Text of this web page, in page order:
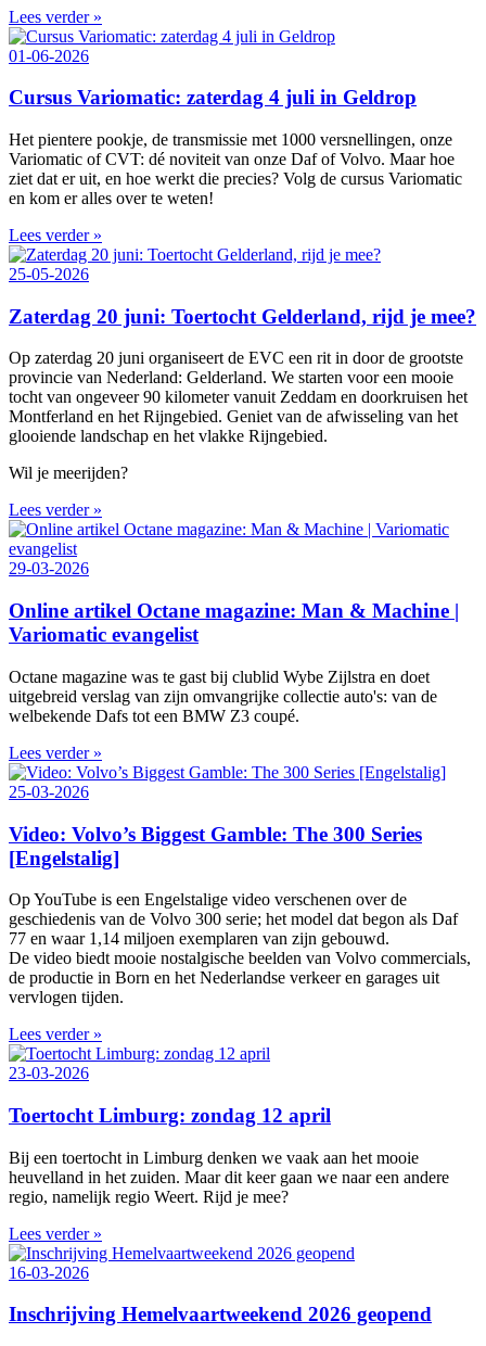
Lees verder »
01-06-2026
Cursus Variomatic: zaterdag 4 juli in Geldrop
Het pientere pookje, de transmissie met 1000 versnellingen, onze
Variomatic of CVT: dé noviteit van onze Daf of Volvo. Maar hoe
ziet dat er uit, en hoe werkt die precies? Volg de cursus Variomatic
en kom er alles over te weten!
Lees verder »
25-05-2026
Zaterdag 20 juni: Toertocht Gelderland, rijd je mee?
Op zaterdag 20 juni organiseert de EVC een rit in door de grootste
provincie van Nederland: Gelderland. We starten voor een mooie
tocht van ongeveer 90 kilometer vanuit Zeddam en doorkruisen het
Montferland en het Rijngebied. Geniet van de afwisseling van het
glooiende landschap en het vlakke Rijngebied.
Wil je meerijden?
Lees verder »
29-03-2026
Online artikel Octane magazine: Man & Machine |
Variomatic evangelist
Octane magazine was te gast bij clublid Wybe Zijlstra en doet
uitgebreid verslag van zijn omvangrijke collectie auto's: van de
welbekende Dafs tot een BMW Z3 coupé.
Lees verder »
25-03-2026
Video: Volvo’s Biggest Gamble: The 300 Series
[Engelstalig]
Op YouTube is een Engelstalige video verschenen over de
geschiedenis van de Volvo 300 serie; het model dat begon als Daf
77 en waar 1,14 miljoen exemplaren van zijn gebouwd.
De video biedt mooie nostalgische beelden van Volvo commercials,
de productie in Born en het Nederlandse verkeer en garages uit
vervlogen tijden.
Lees verder »
23-03-2026
Toertocht Limburg: zondag 12 april
Bij een toertocht in Limburg denken we vaak aan het mooie
heuvelland in het zuiden. Maar dit keer gaan we naar een andere
regio, namelijk regio Weert. Rijd je mee?
Lees verder »
16-03-2026
Inschrijving Hemelvaartweekend 2026 geopend